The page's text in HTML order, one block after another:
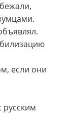
если они
русским